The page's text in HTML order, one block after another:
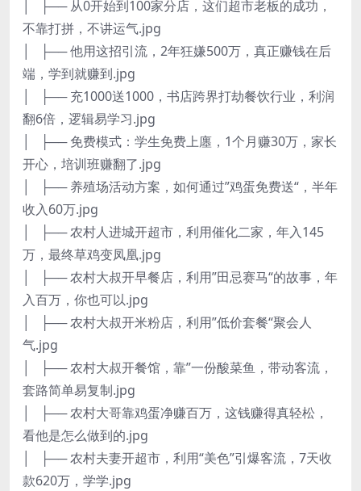
│ ├── 从0开始到100家分店，这们超市老板的成功，
不靠打拼，不讲运气.jpg
│ ├── 他用这招引流，2年狂嫌500万，真正赚钱在后
端，学到就赚到.jpg
│ ├── 充1000送1000，书店跨界打劫餐饮行业，利润
翻6倍，逻辑易学习.jpg
│ ├── 免费模式：学生免费上廛，1个月赚30万，家长
开心，培训班赚翻了.jpg
│ ├── 养殖场活动方案，如何通过”鸡蛋免费送“，半年
收入60万.jpg
│ ├── 农村人进城开超市，利用催化二家，年入145
万，最终草鸡变凤凰.jpg
│ ├── 农村大叔开早餐店，利用”田忌赛马“的故事，年
入百万，你也可以.jpg
│ ├── 农村大叔开米粉店，利用”低价套餐“聚会人
气.jpg
│ ├── 农村大叔开餐馆，靠”一份酸菜鱼，带动客流，
套路简单易复制.jpg
│ ├── 农村大哥靠鸡蛋净赚百万，这钱赚得真轻松，
看他是怎么做到的.jpg
│ ├── 农村夫妻开超市，利用“美色”引爆客流，7天收
款620万，学学.jpg